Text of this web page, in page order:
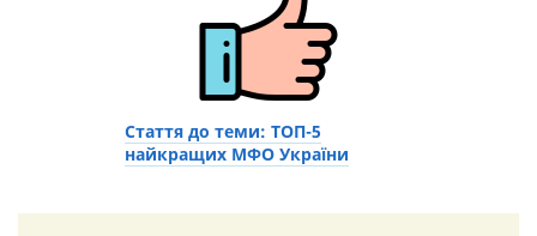
Стаття до теми: ТОП-5
найкращих МФО України